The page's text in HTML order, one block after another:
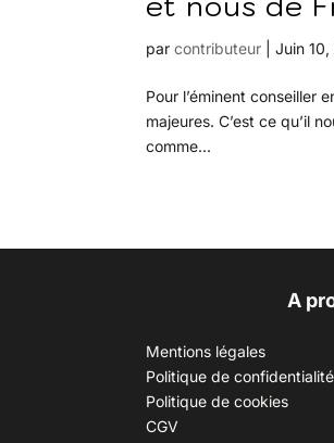
parcontributeur |Juin
Pour l’éminent conseiller
majeures. C’est ce qu’il
comme...
A
Mentions légales
Politique de confidentialité
Politique de cookies
CGV